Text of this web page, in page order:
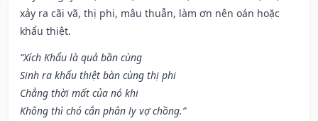
xảy ra cãi vã, thị phi, mâu thuẫn, làm ơn nên oán hoặc
khẩu thiệt.
“Xích Khẩu là quả bần cùng
Sinh ra khẩu thiệt bàn cùng thị phi
Chẳng thời mất của nó khi
Không thì chó cắn phân ly vợ chồng.”